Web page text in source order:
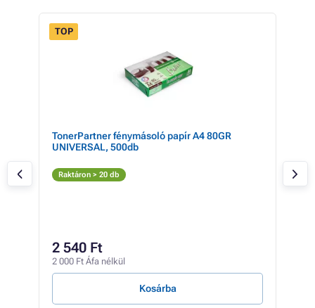
TOP
TonerPartner fénymásoló papír A4 80GR
UNIVERSAL, 500db
Raktáron > 20 db
2 540 Ft
2 000 Ft Áfa nélkül
Kosárba